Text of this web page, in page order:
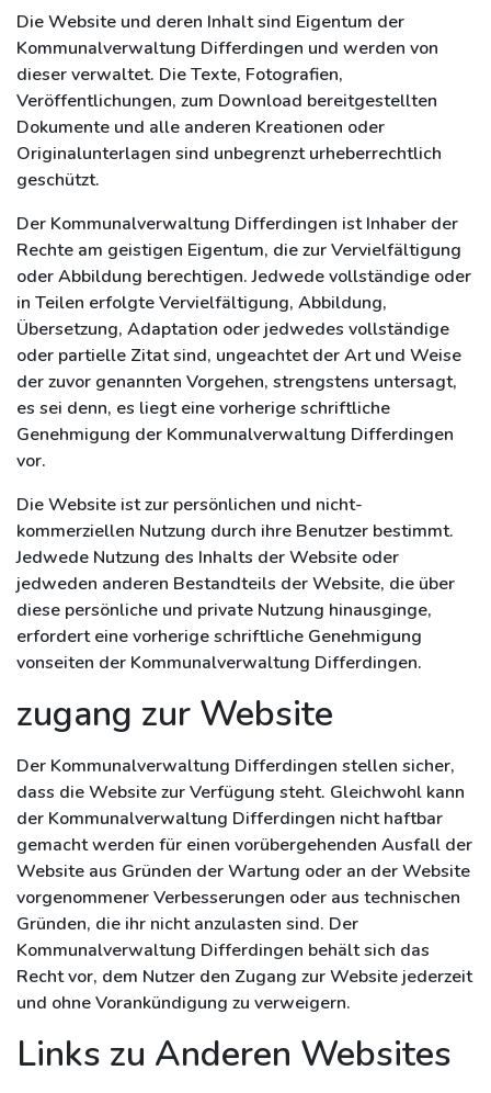
Die Website und deren Inhalt sind Eigentum der
Kommunalverwaltung Differdingen und werden von
dieser verwaltet. Die Texte, Fotografien,
Veröffentlichungen, zum Download bereitgestellten
Dokumente und alle anderen Kreationen oder
Originalunterlagen sind unbegrenzt urheberrechtlich
geschützt.
Der Kommunalverwaltung Differdingen ist Inhaber der
Rechte am geistigen Eigentum, die zur Vervielfältigung
oder Abbildung berechtigen. Jedwede vollständige oder
in Teilen erfolgte Vervielfältigung, Abbildung,
Übersetzung, Adaptation oder jedwedes vollständige
oder partielle Zitat sind, ungeachtet der Art und Weise
der zuvor genannten Vorgehen, strengstens untersagt,
es sei denn, es liegt eine vorherige schriftliche
Genehmigung der Kommunalverwaltung Differdingen
vor.
Die Website ist zur persönlichen und nicht-
kommerziellen Nutzung durch ihre Benutzer bestimmt.
Jedwede Nutzung des Inhalts der Website oder
jedweden anderen Bestandteils der Website, die über
diese persönliche und private Nutzung hinausginge,
erfordert eine vorherige schriftliche Genehmigung
vonseiten der Kommunalverwaltung Differdingen.
zugang zur Website
Der Kommunalverwaltung Differdingen stellen sicher,
dass die Website zur Verfügung steht. Gleichwohl kann
der Kommunalverwaltung Differdingen nicht haftbar
gemacht werden für einen vorübergehenden Ausfall der
Website aus Gründen der Wartung oder an der Website
vorgenommener Verbesserungen oder aus technischen
Gründen, die ihr nicht anzulasten sind. Der
Kommunalverwaltung Differdingen behält sich das
Recht vor, dem Nutzer den Zugang zur Website jederzeit
und ohne Vorankündigung zu verweigern.
Links zu Anderen Websites